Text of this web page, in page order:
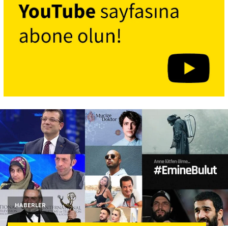
HABERLER
Etkinlikler
Araştırma